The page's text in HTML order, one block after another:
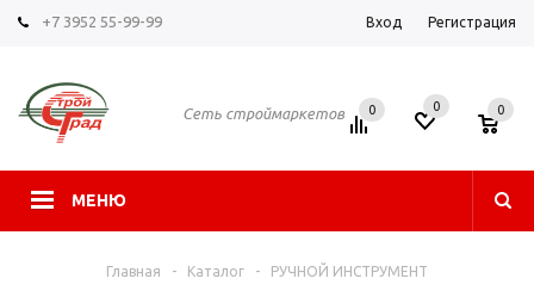
+7 3952 55-99-99 Вход Регистрация
Сеть строймаркетов
МЕНЮ
0 0 0
Главная - Каталог - РУЧНОЙ ИНСТРУМЕНТ